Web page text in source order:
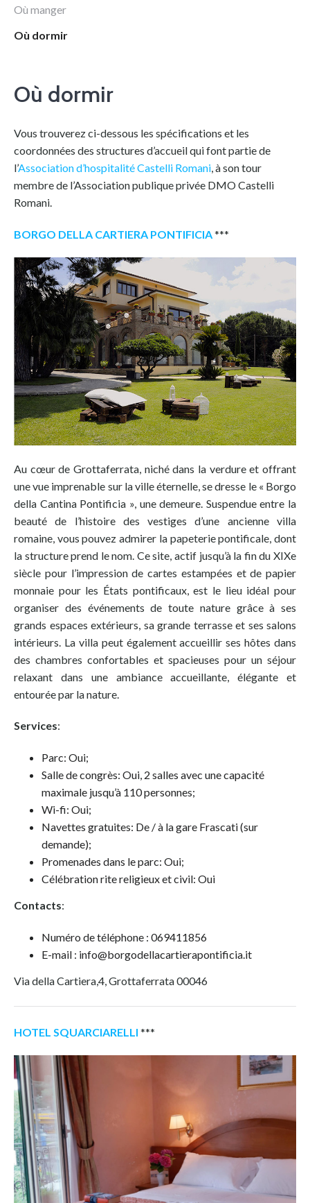
Où manger
Où dormir
Où dormir
Vous trouverez ci-dessous les spécifications et les
coordonnées des structures d’accueil qui font partie de
l’Association d’hospitalité Castelli Romani, à son tour
membre de l’Association publique privée DMO Castelli
Romani.
BORGO DELLA CARTIERA PONTIFICIA***
Au cœur de Grottaferrata, niché dans la verdure et offrant
une vue imprenable sur la ville éternelle, se dresse le « Borgo
della Cantina Pontificia », une demeure. Suspendue entre la
beauté de l’histoire des vestiges d’une ancienne villa
romaine, vous pouvez admirer la papeterie pontificale, dont
la structure prend le nom. Ce site, actif jusqu’à la fin du XIXe
siècle pour l’impression de cartes estampées et de papier
monnaie pour les États pontificaux, est le lieu idéal pour
organiser des événements de toute nature grâce à ses
grands espaces extérieurs, sa grande terrasse et ses salons
intérieurs. La villa peut également accueillir ses hôtes dans
des chambres confortables et spacieuses pour un séjour
relaxant dans une ambiance accueillante, élégante et
entourée par la nature.
Services:
Parc: Oui;
Salle de congrès: Oui, 2 salles avec une capacité
maximale jusqu’à 110 personnes;
Wi-fi: Oui;
Navettes gratuites: De / à la gare Frascati (sur
demande);
Promenades dans le parc: Oui;
Célébration rite religieux et civil: Oui
Contacts:
Numéro de téléphone : 069411856
E-mail : info@borgodellacartierapontificia.it
Via della Cartiera,4, Grottaferrata 00046
HOTEL SQUARCIARELLI ***